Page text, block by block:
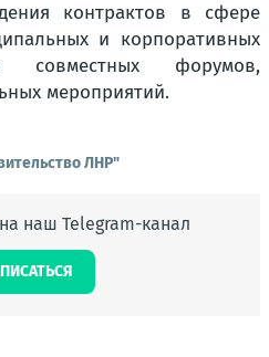
контрактов в сфере
и корпоративных
совместных форумов,
мероприятий.
ЛНР"
наш Telegram-канал